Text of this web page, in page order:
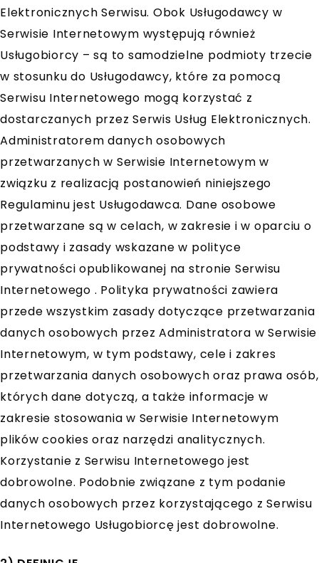
Elektronicznych Serwisu. Obok Usługodawcy w
Serwisie Internetowym występują również
Usługobiorcy – są to samodzielne podmioty trzecie
w stosunku do Usługodawcy, które za pomocą
Serwisu Internetowego mogą korzystać z
dostarczanych przez Serwis Usług Elektronicznych.
Administratorem danych osobowych
przetwarzanych w Serwisie Internetowym w
związku z realizacją postanowień niniejszego
Regulaminu jest Usługodawca. Dane osobowe
przetwarzane są w celach, w zakresie i w oparciu o
podstawy i zasady wskazane w polityce
prywatności opublikowanej na stronie Serwisu
Internetowego . Polityka prywatności zawiera
przede wszystkim zasady dotyczące przetwarzania
danych osobowych przez Administratora w Serwisie
Internetowym, w tym podstawy, cele i zakres
przetwarzania danych osobowych oraz prawa osób,
których dane dotyczą, a także informacje w
zakresie stosowania w Serwisie Internetowym
plików cookies oraz narzędzi analitycznych.
Korzystanie z Serwisu Internetowego jest
dobrowolne. Podobnie związane z tym podanie
danych osobowych przez korzystającego z Serwisu
Internetowego Usługobiorcę jest dobrowolne.